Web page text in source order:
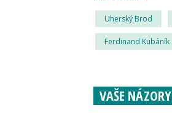
Uherský Brod
Ferdinand Kubáník
VAŠE NÁZORY